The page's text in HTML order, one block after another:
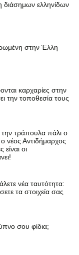
ελληνίδων
στην Έλλη
καρχαρίες στην
την τοποθεσία τους
τράπουλα πάλι ο
νέος Αντιδήμαρχος
είναι οι
νέα ταυτότητα:
τα στοιχεία σας
σου φίδια;